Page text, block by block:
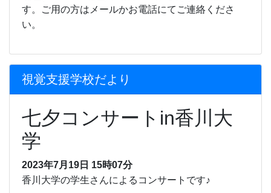
す。ご用の方はメールかお電話にてご連絡くださ
い。
視覚支援学校だより
七夕コンサートin香川大
学
2023年7月19日 15時07分
香川大学の学生さんによるコンサートです♪